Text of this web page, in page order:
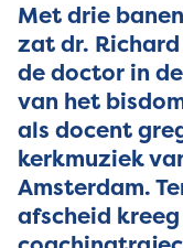
Met drie
zat dr.
de doctor in
van het
als docent
kerkmuziek
Amsterdam.
afscheid